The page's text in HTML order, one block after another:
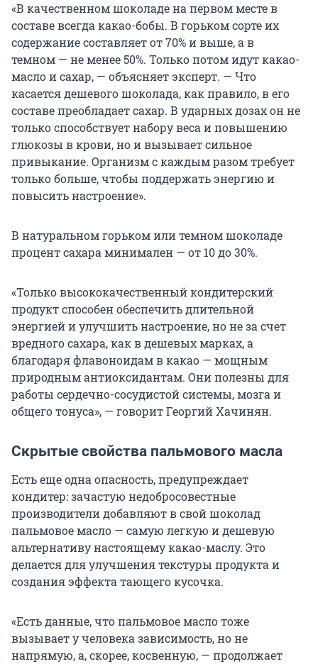
«В качественном шоколаде на первом месте в
составе всегда какао-бобы. В горьком сорте их
содержание составляет от 70% и выше, а в
темном — не менее 50%. Только потом идут какао-
масло и сахар, — объясняет эксперт. — Что
касается дешевого шоколада, как правило, в его
составе преобладает сахар. В ударных дозах он не
только способствует набору веса и повышению
глюкозы в крови, но и вызывает сильное
привыкание. Организм с каждым разом требует
только больше, чтобы поддержать энергию и
повысить настроение».
В натуральном горьком или темном шоколаде
процент сахара минимален — от 10 до 30%.
«Только высококачественный кондитерский
продукт способен обеспечить длительной
энергией и улучшить настроение, но не за счет
вредного сахара, как в дешевых марках, а
благодаря флавоноидам в какао — мощным
природным антиоксидантам. Они полезны для
работы сердечно-сосудистой системы, мозга и
общего тонуса», — говорит Георгий Хачинян.
Скрытые свойства пальмового масла
Есть еще одна опасность, предупреждает
кондитер: зачастую недобросовестные
производители добавляют в свой шоколад
пальмовое масло — самую легкую и дешевую
альтернативу настоящему какао-маслу. Это
делается для улучшения текстуры продукта и
создания эффекта тающего кусочка.
«Есть данные, что пальмовое масло тоже
вызывает у человека зависимость, но не
напрямую, а, скорее, косвенную, — продолжает